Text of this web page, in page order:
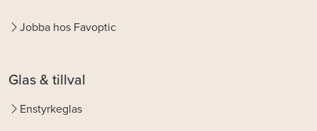
Jobba hos Favoptic
Glas & tillval
Enstyrkeglas